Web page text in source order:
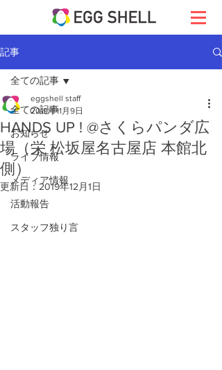
記事
全ての記事
お知らせ
ライブ情報
メディア情報
活動報告
スタッフ独り言
全ての記事
HANDS UP ! @さくらパンダ広
場（栄 松坂屋名古屋店 本館北
側）
eggshell staff
2019年11月9日
更新日： 2019年12月1日